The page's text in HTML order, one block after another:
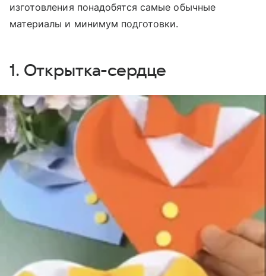
изготовления понадобятся самые обычные
материалы и минимум подготовки.
1. Открытка-сердце